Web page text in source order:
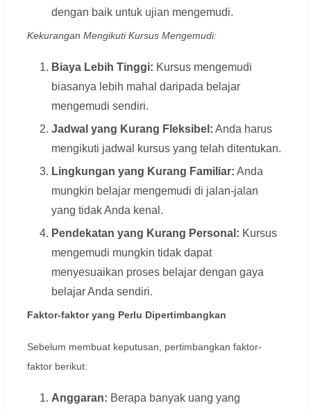
dengan baik untuk ujian mengemudi.
Kekurangan Mengikuti Kursus Mengemudi:
Biaya Lebih Tinggi: Kursus mengemudi
biasanya lebih mahal daripada belajar
mengemudi sendiri.
Jadwal yang Kurang Fleksibel: Anda harus
mengikuti jadwal kursus yang telah ditentukan.
Lingkungan yang Kurang Familiar: Anda
mungkin belajar mengemudi di jalan-jalan
yang tidak Anda kenal.
Pendekatan yang Kurang Personal: Kursus
mengemudi mungkin tidak dapat
menyesuaikan proses belajar dengan gaya
belajar Anda sendiri.
Faktor-faktor yang Perlu Dipertimbangkan
Sebelum membuat keputusan, pertimbangkan faktor-
faktor berikut:
Anggaran: Berapa banyak uang yang